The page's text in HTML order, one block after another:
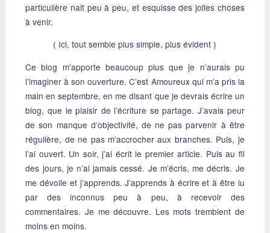
particulière nait peu à peu, et esquisse des jolies choses
à venir.
( Ici, tout semble plus simple, plus évident )
Ce blog m’apporte beaucoup plus que je n’aurais pu
l’imaginer à son ouverture. C’est Amoureux qui m’a pris la
main en septembre, en me disant que je devrais écrire un
blog, que le plaisir de l’écriture se partage. J’avais peur
de son manque d’objectivité, de ne pas parvenir à être
régulière, de ne pas m’accrocher aux branches. Puis, je
l’ai ouvert. Un soir, j’ai écrit le premier article. Puis au fil
des jours, je n’ai jamais cessé. Je m’écris, me décris. Je
me dévoile et j’apprends. J’apprends à écrire et à être lu
par des inconnus peu à peu, à recevoir des
commentaires. Je me découvre. Les mots tremblent de
moins en moins.